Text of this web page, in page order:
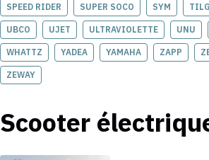
SPEED RIDER SUPER SOCO SYM
UBCO UJET ULTRAVIOLETTE UNU
WHATTZ YADEA YAMAHA ZAPP
ZEWAY
Scooter